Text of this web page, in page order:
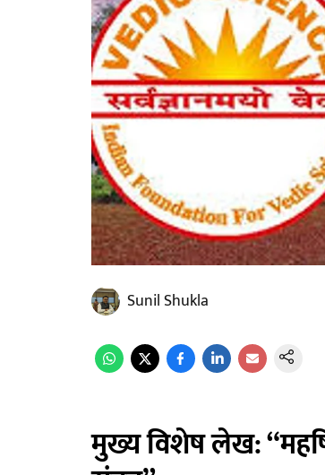
Sunil Shukla
मुख्य विशेष लेख: “महर्षि